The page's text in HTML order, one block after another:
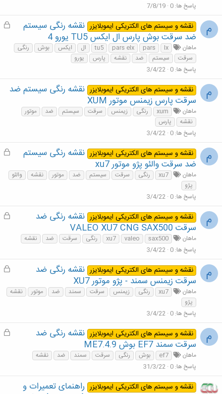
پاسخ ها 0
7/8/19
م
ق
نقشه و سیستم های الکتریکی ایموبلایزر نقشه رنگی سیستم
ضد سرقت بوش پارس ال ایکس TU5 یورو 4
ماهان lx
pars
pars elx
tu5 ال ایکس بوش
رنگی
سرقت
سیستم ضد نقشه پارس
یورو
پاسخ ها 0
3/4/22
م نقشه و سیستم های الکتریکی ایموبلایزر نقشه رنگی سیستم ضد
سرقت پارس زیمنس موتور XUM
ماهان xum رنگی زیمنس سرقت سیستم ضد
موتور
نقشه
پارس
پاسخ ها 0
3/4/22
م
ق
نقشه و سیستم های الکتریکی ایموبلایزر نقشه رنگی سیستم
ضد سرقت والئو پژو موتور xu7
ماهان xu7 رنگی سرقت سیستم ضد موتور نقشه
والئو
پژو
پاسخ ها 0
3/4/22
م
ق
ه
نقشه و سیستم های الکتریکی ایموبلایزر نقشه رنگی ضد
سرقت VALEO XU7 CNG SAX500
ماهان sax500
valeo
xu7 رنگی سرقت ضد
نقشه
پاسخ ها 0
3/4/22
م
ق
نقشه و سیستم های الکتریکی ایموبلایزر نقشه رنگی ضد
سرقت زیمنس سمند - پژو موتور XU7
ماهان xu7 رنگی زیمنس سرقت سمند ضد موتور
نقشه
پژو
پاسخ ها 0
3/4/22
م
ق
نقشه و سیستم های الکتریکی ایموبلایزر نقشه رنگی ضد
سرقت سمند EF7 بوش ME7.4.9
ماهان ef7 بوش رنگی سرقت سمند ضد
نقشه
پاسخ ها 0
31/3/22
نقشه و سیستم های الکتریکی ایموبلایزر راهنمای تعمیرات و